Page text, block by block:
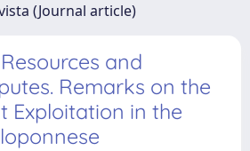
(Journal article)
and
Remarks on the
Exploitation in the